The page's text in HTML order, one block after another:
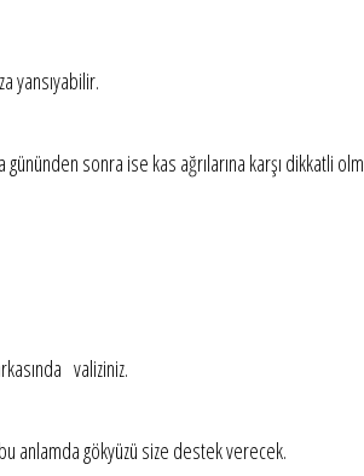
yansıyabilir.
sonra ise kas ağrılarına karşı dikkatli
valiziniz.
anlamda gökyüzü size destek verecek.